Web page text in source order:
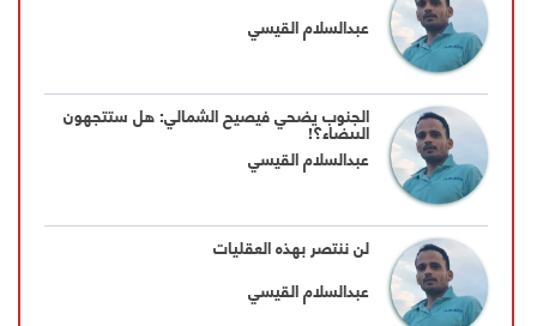
عبدالسلام القيسي
الجنوب يضحي فيصيح الشمالي: هل ستتجهون
البيضاء؟!
عبدالسلام القيسي
لن ننتصر بهذه العقليات
عبدالسلام القيسي